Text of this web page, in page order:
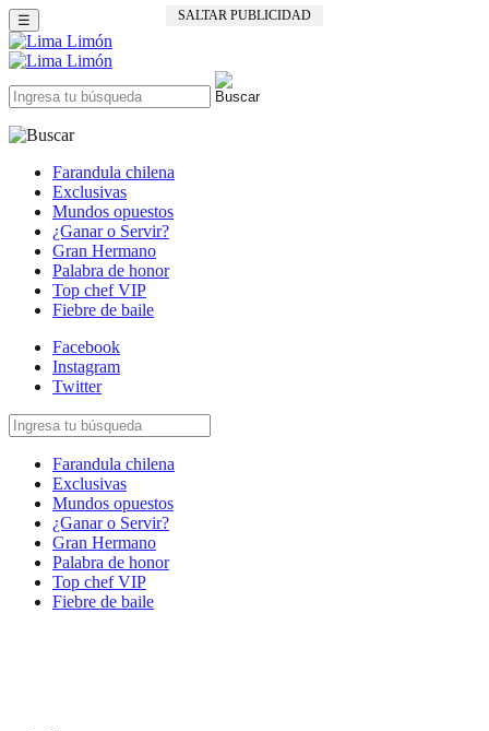
SALTAR PUBLICIDAD
☰
Farandula chilena
Exclusivas
Mundos opuestos
¿Ganar o Servir?
Gran Hermano
Palabra de honor
Top chef VIP
Fiebre de baile
Facebook
Instagram
Twitter
Farandula chilena
Exclusivas
Mundos opuestos
¿Ganar o Servir?
Gran Hermano
Palabra de honor
Top chef VIP
Fiebre de baile